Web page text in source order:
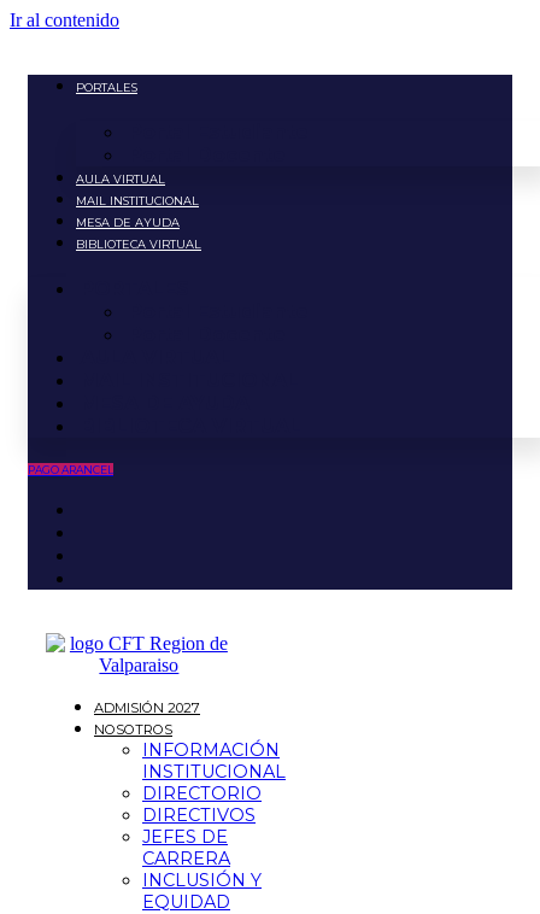
Ir al contenido
PORTALES
AULA VIRTUAL
MAIL INSTITUCIONAL
MESA DE AYUDA
BIBLIOTECA VIRTUAL
PAGO ARANCEL
ADMISIÓN 2027
NOSOTROS
INFORMACIÓN
INSTITUCIONAL
DIRECTORIO
DIRECTIVOS
JEFES DE
CARRERA
INCLUSIÓN Y
EQUIDAD